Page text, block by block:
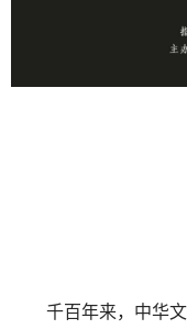
千百年来，中华